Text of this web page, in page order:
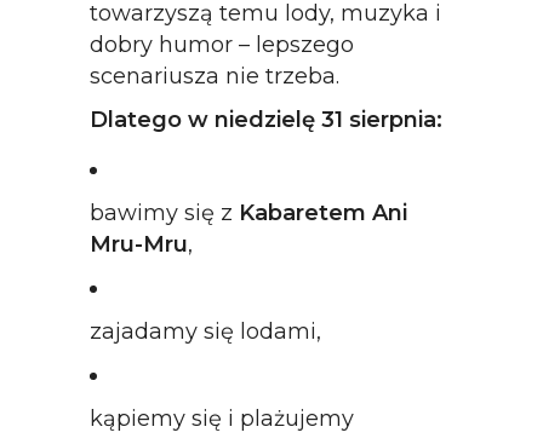
towarzyszą temu lody, muzyka i
dobry humor – lepszego
scenariusza nie trzeba.
Dlatego w niedzielę 31 sierpnia:
bawimy się z Kabaretem Ani
Mru-Mru,
zajadamy się lodami,
kąpiemy się i plażujemy